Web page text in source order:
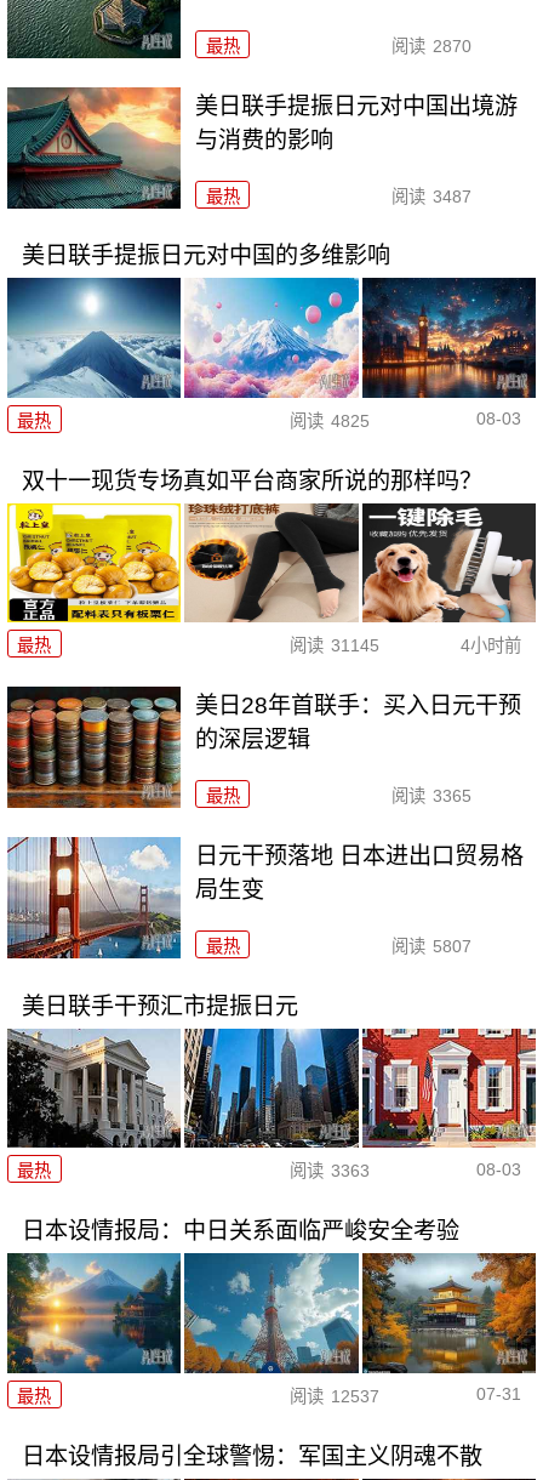
最热 阅读 2870
美日联手提振日元对中国出境游
与消费的影响
最热 阅读 3487
美日联手提振日元对中国的多维影响
最热 阅读 4825 08-03
双十一现货专场真如平台商家所说的那样吗？
最热 阅读 31145 4小时前
美日28年首联手：买入日元干预
的深层逻辑
最热 阅读 3365
日元干预落地 日本进出口贸易格
局生变
最热 阅读 5807
美日联手干预汇市提振日元
最热 阅读 3363 08-03
日本设情报局：中日关系面临严峻安全考验
最热 阅读 12537 07-31
日本设情报局引全球警惕：军国主义阴魂不散